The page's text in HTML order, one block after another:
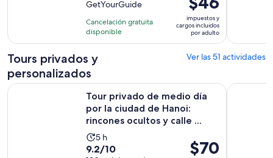
1
día
10
con
1191
opiniones
GetYourGuide
Cancelación gratuita
disponible
precio
es
de
por
impuestos y
cargos incluidos
por adulto
Tours privados y
personalizados
Ver las 51 actividades
Tour privado de medio día
por la ciudad de Hanoi:
rincones ocultos y calle ...
La
actividad
5 h
9.2
9.2/10
El
$70
Tour privado de medio día por la ciudad de Hanoi: rincones
Tour